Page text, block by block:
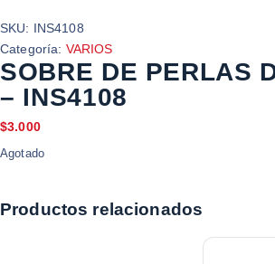
SKU: INS4108
Categoría: VARIOS
SOBRE DE PERLAS
– INS4108
$3.000
Agotado
Productos relacionados